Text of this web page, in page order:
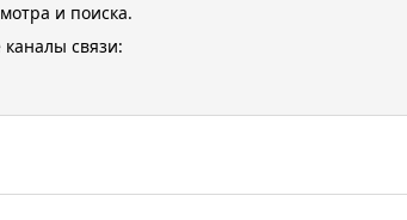
и поиска.
связи: